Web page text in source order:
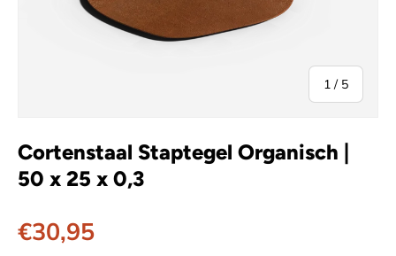
1 / van
5
Cortenstaal Staptegel Organisch |
50 x 25 x 0,3
Reguliere prijs
€30,95